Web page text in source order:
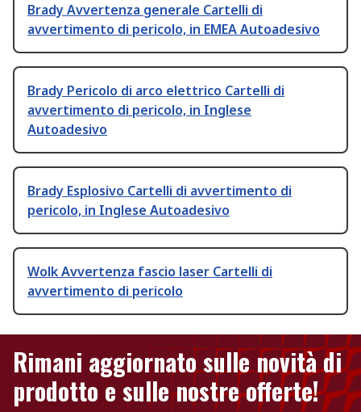
Brady Avvertenza generale Cartelli di
avvertimento di pericolo, in EMEA Autoadesivo
Brady Pericolo di arco elettrico Cartelli di
avvertimento di pericolo, in Inglese
Autoadesivo
Brady Esplosivo Cartelli di avvertimento di
pericolo, in Inglese Autoadesivo
Wolk Avvertenza fascio laser Cartelli di
avvertimento di pericolo
Rimani aggiornato sulle novità di
prodotto e sulle nostre offerte!